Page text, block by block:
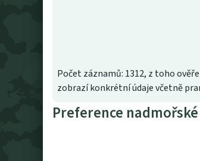
Počet záznamů: 1312, z toho
zobrazí konkrétní údaje včetně
Preference